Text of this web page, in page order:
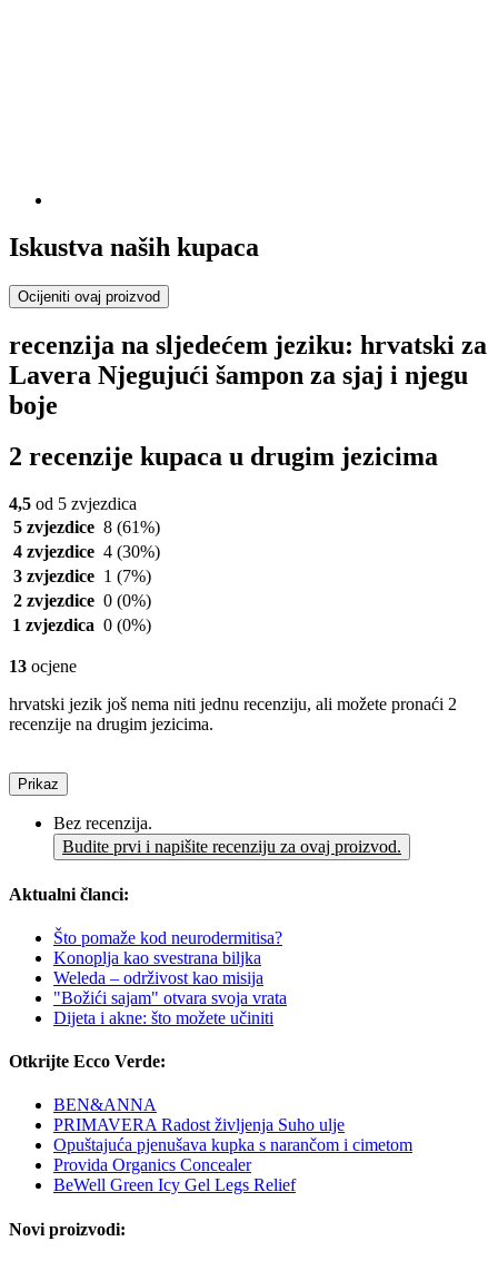
Iskustva naših kupaca
Ocijeniti ovaj proizvod
recenzija na sljedećem jeziku: hrvatski za
Lavera Njegujući šampon za sjaj i njegu
boje
2 recenzije kupaca u drugim jezicima
4,5 od 5 zvjezdica
5 zvjezdice 8 (61%)
4 zvjezdice 4 (30%)
3 zvjezdice 1 (7%)
2 zvjezdice 0 (0%)
1 zvjezdica 0 (0%)
13 ocjene
hrvatski jezik još nema niti jednu recenziju, ali možete pronaći 2
recenzije na drugim jezicima.
Prikaz
Bez recenzija.
Budite prvi i napišite recenziju za ovaj proizvod.
Aktualni članci:
Što pomaže kod neurodermitisa?
Konoplja kao svestrana biljka
Weleda – održivost kao misija
"Božići sajam" otvara svoja vrata
Dijeta i akne: što možete učiniti
Otkrijte Ecco Verde:
BEN&ANNA
PRIMAVERA Radost življenja Suho ulje
Opuštajuća pjenušava kupka s narančom i cimetom
Provida Organics Concealer
BeWell Green Icy Gel Legs Relief
Novi proizvodi: